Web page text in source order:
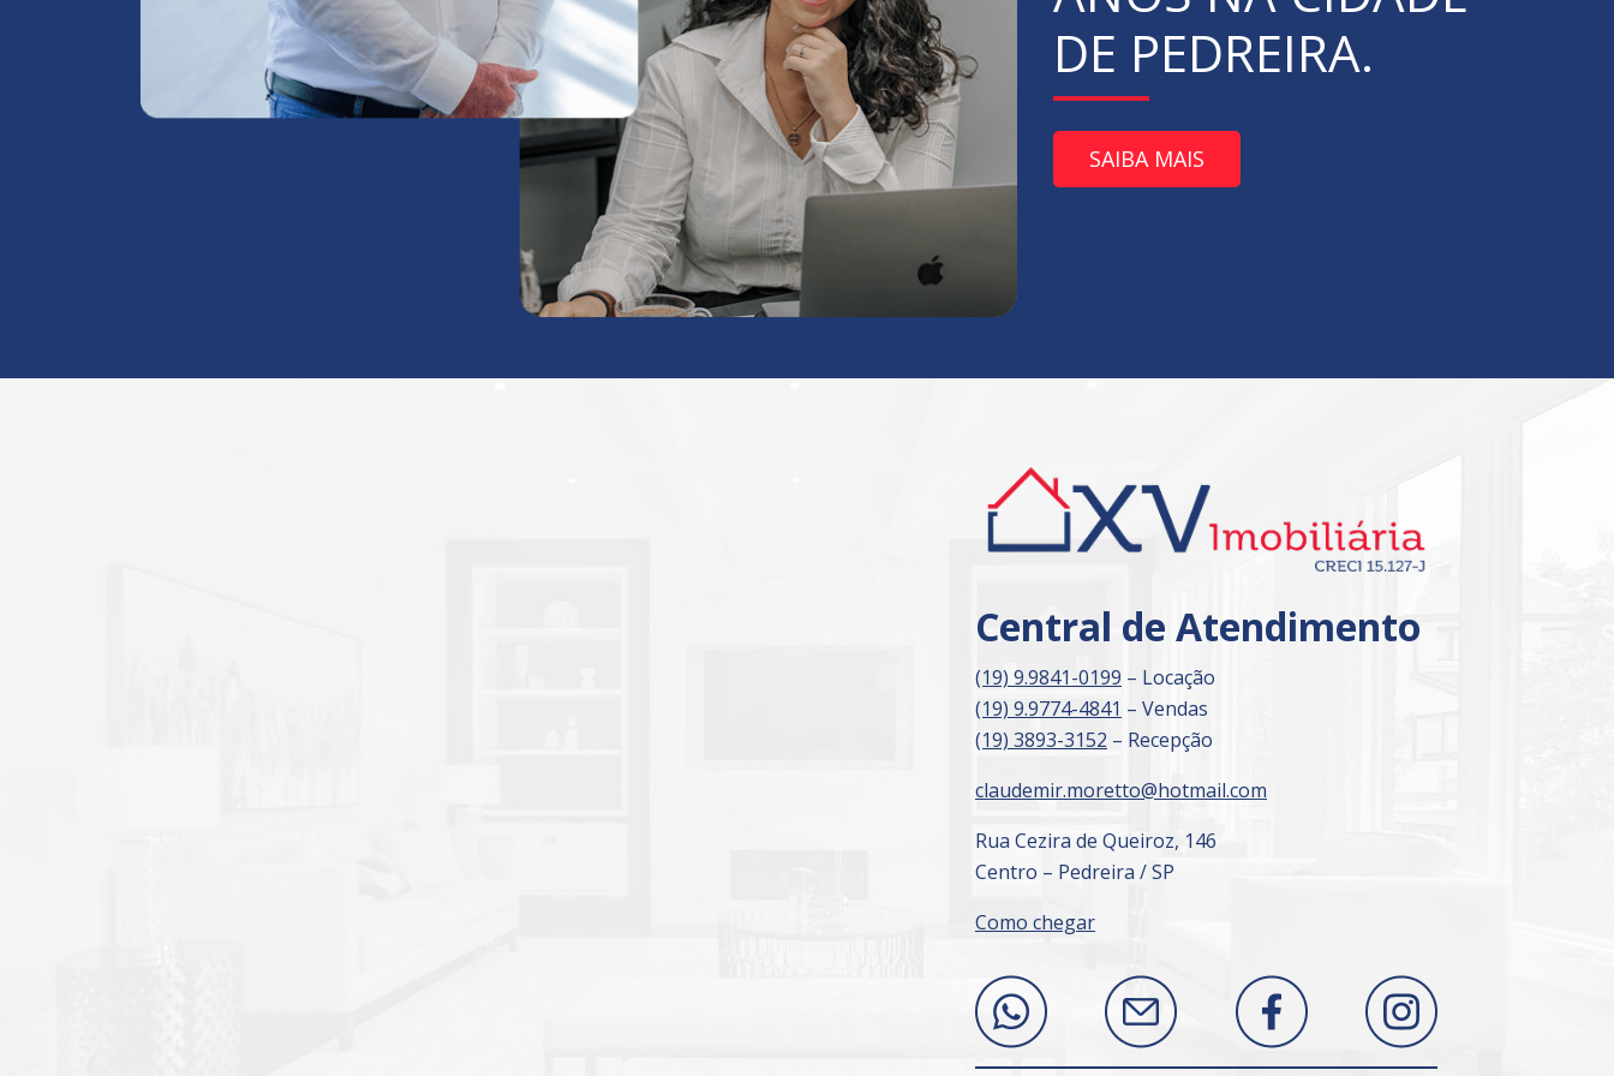
DE PEDREIRA.
SAIBA MAIS
Central de Atendimento
(19) 9.9841-0199 – Locação
(19) 9.9774-4841 – Vendas
(19) 3893-3152 – Recepção
claudemir.moretto@hotmail.com
Rua Cezira de Queiroz, 146
Centro – Pedreira / SP
Como chegar